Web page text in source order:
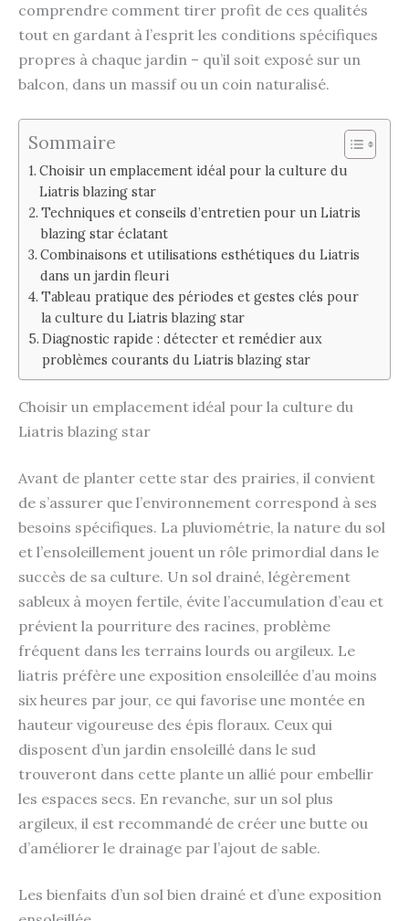
comprendre comment tirer profit de ces qualités
tout en gardant à l’esprit les conditions spécifiques
propres à chaque jardin – qu’il soit exposé sur un
balcon, dans un massif ou un coin naturalisé.
Sommaire
Choisir un emplacement idéal pour la culture du
Liatris blazing star
Techniques et conseils d’entretien pour un Liatris
blazing star éclatant
Combinaisons et utilisations esthétiques du Liatris
dans un jardin fleuri
Tableau pratique des périodes et gestes clés pour
la culture du Liatris blazing star
Diagnostic rapide : détecter et remédier aux
problèmes courants du Liatris blazing star
Choisir un emplacement idéal pour la culture du
Liatris blazing star
Avant de planter cette star des prairies, il convient
de s’assurer que l’environnement correspond à ses
besoins spécifiques. La pluviométrie, la nature du sol
et l’ensoleillement jouent un rôle primordial dans le
succès de sa culture. Un sol drainé, légèrement
sableux à moyen fertile, évite l’accumulation d’eau et
prévient la pourriture des racines, problème
fréquent dans les terrains lourds ou argileux. Le
liatris préfère une exposition ensoleillée d’au moins
six heures par jour, ce qui favorise une montée en
hauteur vigoureuse des épis floraux. Ceux qui
disposent d’un jardin ensoleillé dans le sud
trouveront dans cette plante un allié pour embellir
les espaces secs. En revanche, sur un sol plus
argileux, il est recommandé de créer une butte ou
d’améliorer le drainage par l’ajout de sable.
Les bienfaits d’un sol bien drainé et d’une exposition